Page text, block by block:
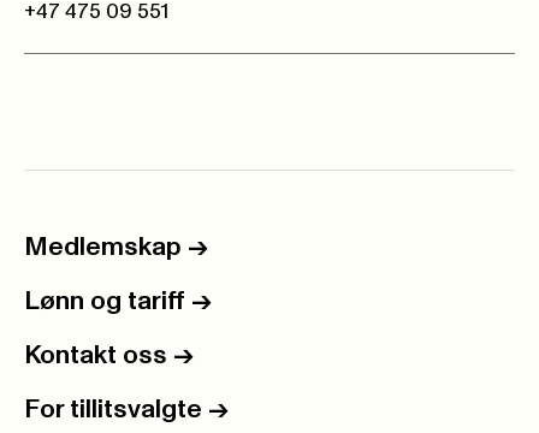
+47 475 09 551
Medlemskap ->
Lønn og tariff ->
Kontakt oss ->
For tillitsvalgte ->